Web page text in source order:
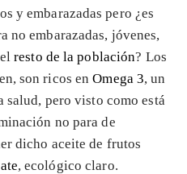
y embarazadas pero ¿es
no embarazadas, jóvenes,
elresto de la población? Los
son ricos enOmega 3, un
salud, pero visto como está
no para de
dicho aceite de frutos
, ecológico claro.